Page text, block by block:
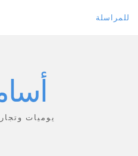
للمراسلة
يوميات